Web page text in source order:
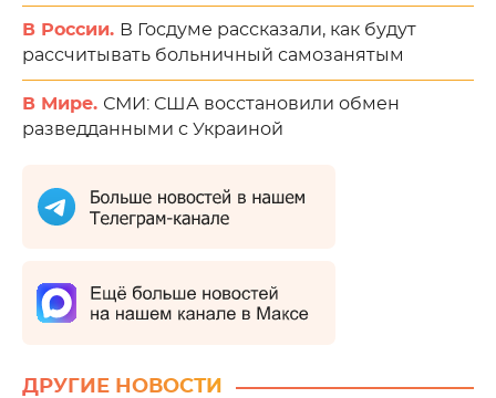
В России. В Госдуме рассказали, как будут
рассчитывать больничный самозанятым
В Мире. СМИ: США восстановили обмен
разведданными с Украиной
ДРУГИЕ НОВОСТИ